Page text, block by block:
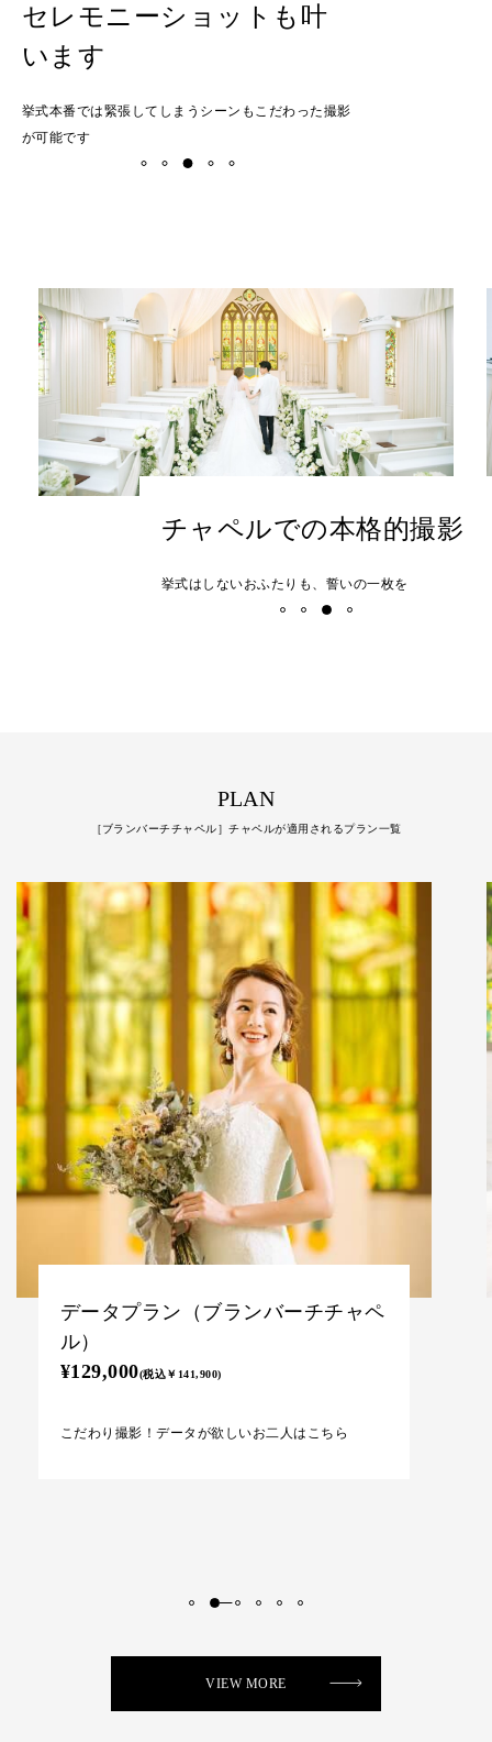
セレモニーショットも叶
います
挙式本番では緊張してしまうシーンもこだわった撮影
が可能です
チャペルでの本格的撮影
挙式はしないおふたりも、誓いの一枚を
PLAN
［ブランバーチチャペル］チャペルが適用されるプラン一覧
アルバム付きプラン（ブランバーチ
チャペル）
¥159,000(税込￥174,900)
データもアルバムもほしい方に！
VIEW MORE